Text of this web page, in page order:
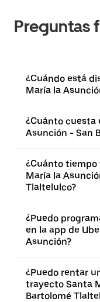
Preguntas
¿Cuándo está
María la
¿Cuánto cuesta
Asunción - San
¿Cuánto
María la
Tlaltelulco?
¿Puedo
en la app de
Asunción?
¿Puedo rentar
trayecto Santa
Bartolomé